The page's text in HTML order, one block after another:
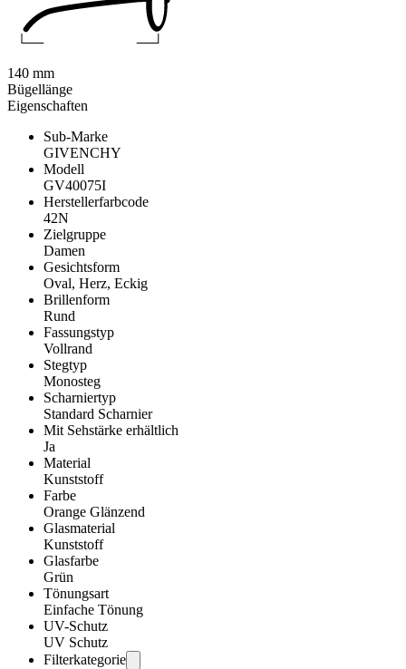
Eigenschaften
Sub-Marke
GIVENCHY
Modell
GV40075I
Herstellerfarbcode
42N
Zielgruppe
Damen
Gesichtsform
Oval, Herz, Eckig
Brillenform
Rund
Fassungstyp
Vollrand
Stegtyp
Monosteg
Scharniertyp
Standard Scharnier
Mit Sehstärke erhältlich
Ja
Material
Kunststoff
Farbe
Orange Glänzend
Glasmaterial
Kunststoff
Glasfarbe
Grün
Tönungsart
Einfache Tönung
UV-Schutz
UV Schutz
Filterkategorie
140 mm
Bügellänge